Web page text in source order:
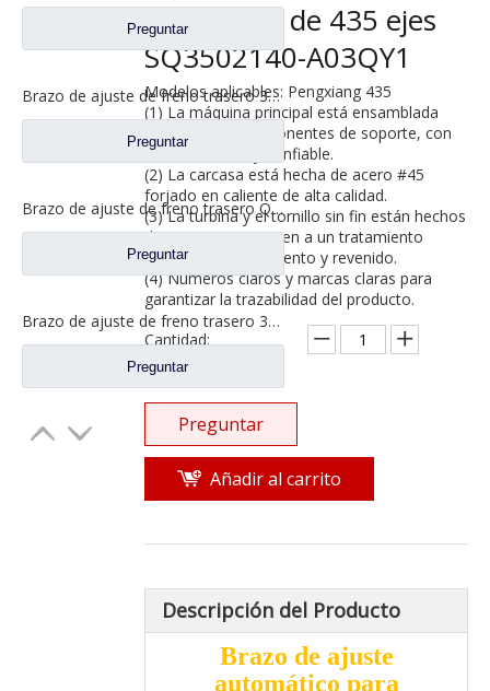
Preguntar
Brazo de ajuste de freno trasero 3502205-BA2T para repuestos de camiones FAW Jiefang 3502205-AB08
Preguntar
Brazo de ajuste de freno trasero QT * QT457S3-3551010 para repuestos de camiones FAW Jiefang
Preguntar
Brazo de ajuste de freno trasero 3501205AA2Q/A para repuestos de camiones FAW Jiefang 3501210AA2Q/A
Preguntar
Pengxiang de 435 ejes
SQ3502140-A03QY1
Modelos aplicables: Pengxiang 435
(1) La máquina principal está ensamblada
con piezas y componentes de soporte, con
calidad estable y confiable.
(2) La carcasa está hecha de acero #45
forjado en caliente de alta calidad.
(3) La turbina y el tornillo sin fin están hechos
de 40Cr y se someten a un tratamiento
térmico de enfriamiento y revenido.
(4) Números claros y marcas claras para
garantizar la trazabilidad del producto.
Cantidad:
Preguntar
Añadir al carrito
Descripción del Producto
Brazo de ajuste
automático para